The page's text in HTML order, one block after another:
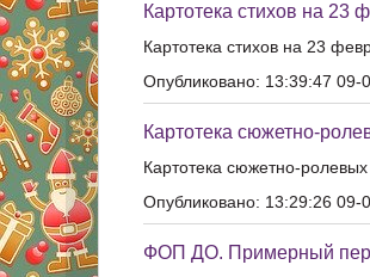
Картотека стихов на 23
Картотека стихов на 23
Опубликовано: 13:39:47 09-
Картотека сюжетно-
Картотека сюжетно-
Опубликовано: 13:29:26 09-
ФОП ДО. Примерный